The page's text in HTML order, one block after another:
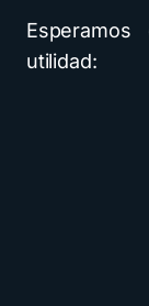
utilidad: